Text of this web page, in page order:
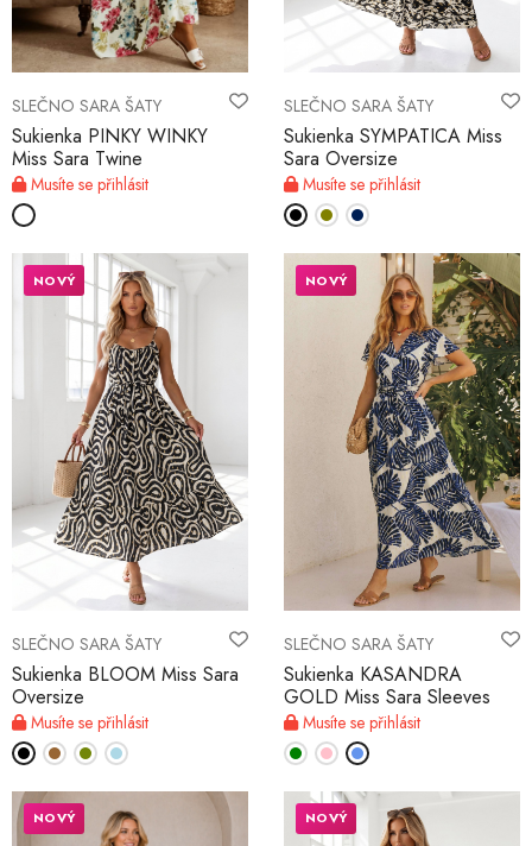
SLEČNO SARA ŠATY
Sukienka PINKY WINKY
Miss Sara Twine
Musíte se přihlásit
SLEČNO SARA ŠATY
Sukienka SYMPATICA Miss
Sara Oversize
Musíte se přihlásit
SLEČNO SARA ŠATY
Sukienka BLOOM Miss Sara
Oversize
Musíte se přihlásit
NOVÝ
SLEČNO SARA ŠATY
Sukienka KASANDRA
GOLD Miss Sara Sleeves
Musíte se přihlásit
NOVÝ
NOVÝ NOVÝ